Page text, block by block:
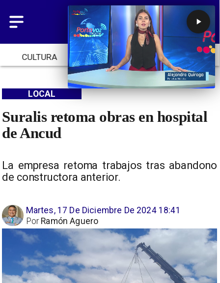
CULTURA TENDENCIAS INICIO
Suralis retoma obras en hospital
de Ancud
La empresa retoma trabajos tras abandono
de constructora anterior.
LOCAL
Martes, 17 De Diciembre De 2024 18:41
Ramón Aguero
Por